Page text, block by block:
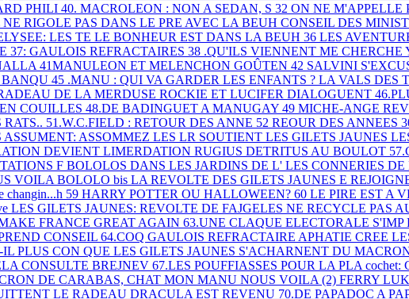
PHILI 40. MACROLEON : NON A SEDAN, S 32 ON NE M'APPELLE
RIGOLE PAS DANS LE PRE AVEC LA BEUH CONSEIL DES
LES TE LE BONHEUR EST DANS LA BEUH 36 LES
37: GAULOIS REFRACTAIRES 38 .QU'ILS VIENNENT ME CHERCHE
41MANULEON ET MELENCHON GOÛTEN 42 SALVINI
BANQU 45 .MANU : QUI VA GARDER LES ENFANTS ? LA VALS DES
DE LA MERDUSE ROCKIE ET LUCIFER DIALOGUENT
COUILLES 48.DE BADINGUET A MANUGAY 49 MICHE-ANGE
RATS.. 51.W.C.FIELD : RETOUR DES ANNE 52 REOUR DES ANNEES
ASSUMENT: ASSOMMEZ LES LR SOUTIENT LES GILETS JAUNES
DEVIENT LIMERDATION RUGIUS DETRITUS AU BOULOT
F BOLOLOS DANS LES JARDINS DE L' LES CONNERIES
VOILA BOLOLO bis LA REVOLTE DES GILETS JAUNES E
changin...h 59 HARRY POTTER OU HALLOWEEN? 60 LE PIRE EST A
LES GILETS JAUNES: REVOLTE DE FAJGELES NE RECYCLE PAS
FRANCE GREAT AGAIN 63.UNE CLAQUE ELECTORALE S'IMP
CONSEIL 64.COQ GAULOIS REFRACTAIRE APHATIE CREE
PLUS CON QUE LES GILETS JAUNES S'ACHARNENT DU
CONSULTE BREJNEV 67.LES POUFFIASSES POUR LA PLA cochet:
DE CARABAS, CHAT MON MANU NOUS VOILA (2) FERRY
LE RADEAU DRACULA EST REVENU 70.DE PAPADOC A